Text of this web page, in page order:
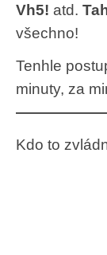
Vh5! atd.
všechno!
Tenhle
minuty, za
Kdo to